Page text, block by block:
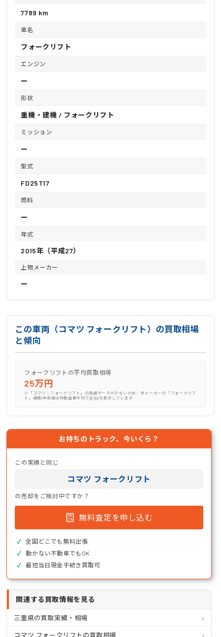
7789 km
車名
フォークリフト
エンジン
ー
形状
重機・建機 / フォークリフト
ミッション
ー
型式
FD25T17
燃料
ー
年式
2015年（平成27）
上物メーカー
ー
この車両（コマツ フォークリフト）の買取相場
と傾向
フォークリフトの平均買取相場
25万円
※「コマツ × フォークリフト」の実績データが少ないため、全メーカーの「フォークリフ
ト」相場(中央値は件数加重平均で近似)を表示しています
お持ちのトラック、今いくら？
この実績と同じ
コマツ フォークリフト
の売却をご検討中ですか？
無料査定を申し込む
全国どこでも無料出張
動かない不動車でもOK
最短当日現金手続き買取可
関連する買取情報を見る
三重県の買取実績・相場
コマツ フォークリフトの買取相場